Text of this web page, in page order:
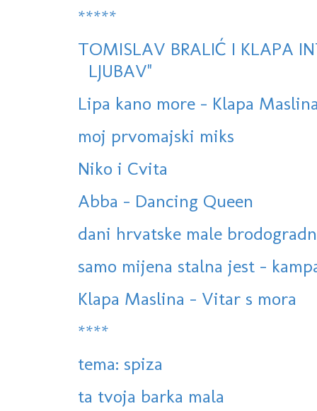
*****
TOMISLAV BRALIĆ I KLAPA
LJUBAV''
Lipa kano more - Klapa
moj prvomajski miks
Niko i Cvita
Abba - Dancing Queen
dani hrvatske male
samo mijena stalna jest -
Klapa Maslina - Vitar s mora
****
tema: spiza
ta tvoja barka mala